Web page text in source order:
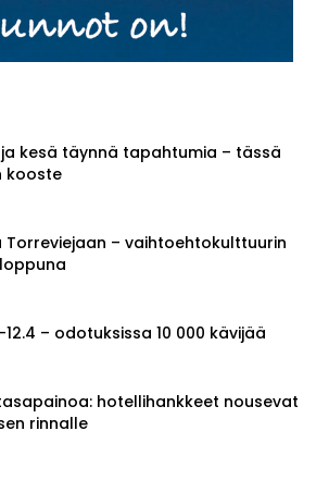
kesä täynnä tapahtumia – tässä
kooste
Torreviejaan – vaihtoehtokulttuurin
12.4 – odotuksissa 10 000 kävijää
hotellihankkeet nousevat
rinnalle